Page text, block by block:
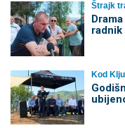
Štrajk
Kod